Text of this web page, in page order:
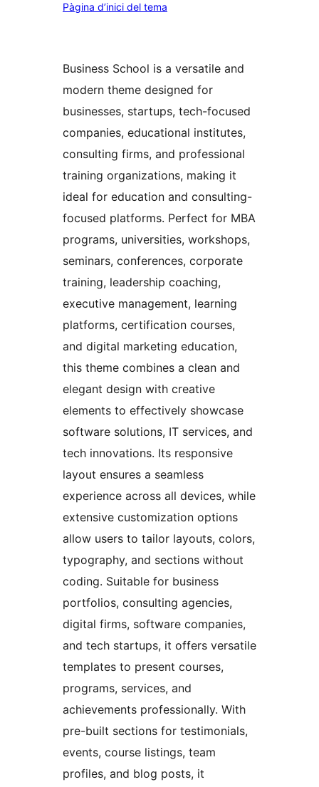
Pàgina d’inici del tema
Business School is a versatile and
modern theme designed for
businesses, startups, tech-focused
companies, educational institutes,
consulting firms, and professional
training organizations, making it
ideal for education and consulting-
focused platforms. Perfect for MBA
programs, universities, workshops,
seminars, conferences, corporate
training, leadership coaching,
executive management, learning
platforms, certification courses,
and digital marketing education,
this theme combines a clean and
elegant design with creative
elements to effectively showcase
software solutions, IT services, and
tech innovations. Its responsive
layout ensures a seamless
experience across all devices, while
extensive customization options
allow users to tailor layouts, colors,
typography, and sections without
coding. Suitable for business
portfolios, consulting agencies,
digital firms, software companies,
and tech startups, it offers versatile
templates to present courses,
programs, services, and
achievements professionally. With
pre-built sections for testimonials,
events, course listings, team
profiles, and blog posts, it